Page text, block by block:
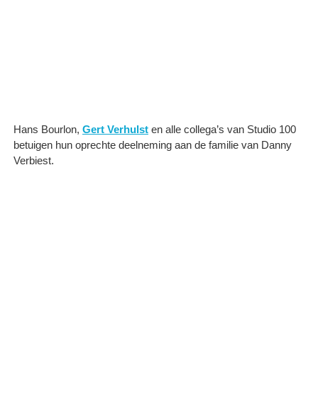
Hans Bourlon, Gert Verhulst en alle collega’s van Studio 100
betuigen hun oprechte deelneming aan de familie van Danny
Verbiest.